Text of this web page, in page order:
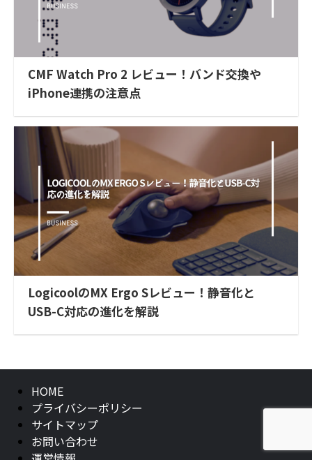
CMF Watch Pro 2 レビュー！バンド交換や
iPhone連携の注意点
LogicoolのMX Ergo Sレビュー！静音化と
USB-C対応の進化を解説
HOME
プライバシーポリシー
サイトマップ
お問い合わせ